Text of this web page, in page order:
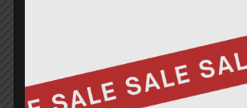
Material 100%
ELIJE TU TALLA